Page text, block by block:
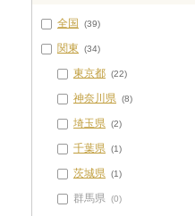
全国 (39)
関東 (34)
東京都 (22)
神奈川県 (8)
埼玉県 (2)
千葉県 (1)
茨城県 (1)
群馬県 (0)